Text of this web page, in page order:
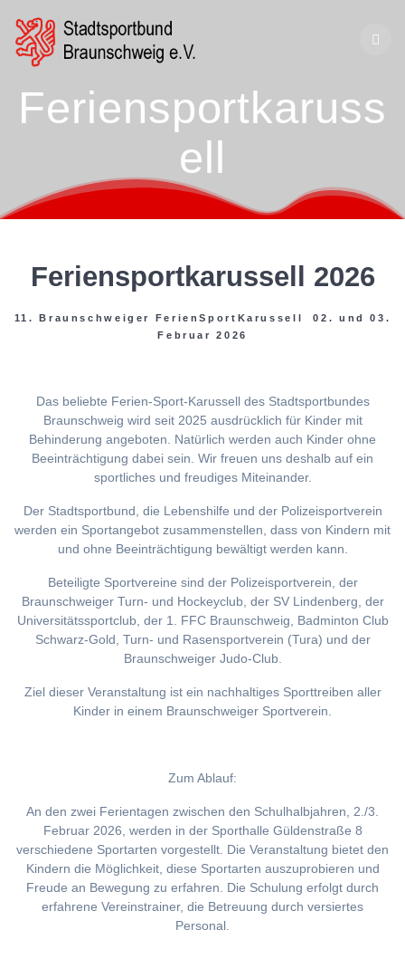
Feriensportkaruss
ell
Feriensportkarussell 2026
11. Braunschweiger FerienSportKarussell 02. und 03.
Februar 2026
Das beliebte Ferien-Sport-Karussell des Stadtsportbundes
Braunschweig wird seit 2025 ausdrücklich für Kinder mit
Behinderung angeboten. Natürlich werden auch Kinder ohne
Beeinträchtigung dabei sein. Wir freuen uns deshalb auf ein
sportliches und freudiges Miteinander.
Der Stadtsportbund, die Lebenshilfe und der Polizeisportverein
werden ein Sportangebot zusammenstellen, dass von Kindern mit
und ohne Beeinträchtigung bewältigt werden kann.
Beteiligte Sportvereine sind der Polizeisportverein, der
Braunschweiger Turn- und Hockeyclub, der SV Lindenberg, der
Universitätssportclub, der 1. FFC Braunschweig, Badminton Club
Schwarz-Gold, Turn- und Rasensportverein (Tura) und der
Braunschweiger Judo-Club.
Ziel dieser Veranstaltung ist ein nachhaltiges Sporttreiben aller
Kinder in einem Braunschweiger Sportverein.
Zum Ablauf:
An den zwei Ferientagen zwischen den Schulhalbjahren, 2./3.
Februar 2026, werden in der Sporthalle Güldenstraße 8
verschiedene Sportarten vorgestellt. Die Veranstaltung bietet den
Kindern die Möglichkeit, diese Sportarten auszuprobieren und
Freude an Bewegung zu erfahren. Die Schulung erfolgt durch
erfahrene Vereinstrainer, die Betreuung durch versiertes
Personal.